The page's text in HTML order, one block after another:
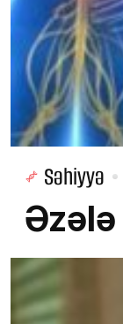
Səhiyyə
Əzələ